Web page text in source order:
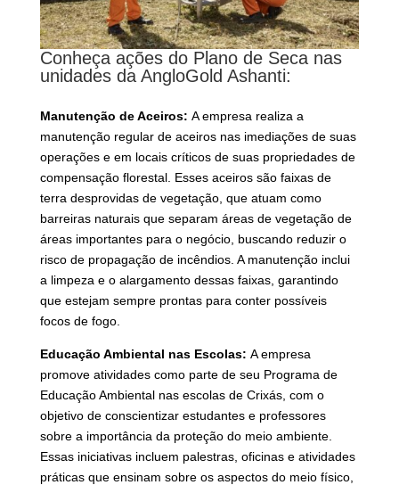
Conheça ações do Plano de Seca nas
unidades da AngloGold Ashanti:
Manutenção de Aceiros: A empresa realiza a
manutenção regular de aceiros nas imediações de suas
operações e em locais críticos de suas propriedades de
compensação florestal. Esses aceiros são faixas de
terra desprovidas de vegetação, que atuam como
barreiras naturais que separam áreas de vegetação de
áreas importantes para o negócio, buscando reduzir o
risco de propagação de incêndios. A manutenção inclui
a limpeza e o alargamento dessas faixas, garantindo
que estejam sempre prontas para conter possíveis
focos de fogo.
Educação Ambiental nas Escolas: A empresa
promove atividades como parte de seu Programa de
Educação Ambiental nas escolas de Crixás, com o
objetivo de conscientizar estudantes e professores
sobre a importância da proteção do meio ambiente.
Essas iniciativas incluem palestras, oficinas e atividades
práticas que ensinam sobre os aspectos do meio físico,